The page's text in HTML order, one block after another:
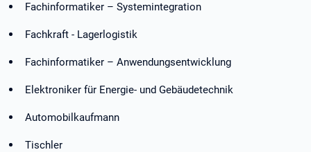
Fachinformatiker – Systemintegration
Fachkraft - Lagerlogistik
Fachinformatiker – Anwendungsentwicklung
Elektroniker für Energie- und Gebäudetechnik
Automobilkaufmann
Tischler